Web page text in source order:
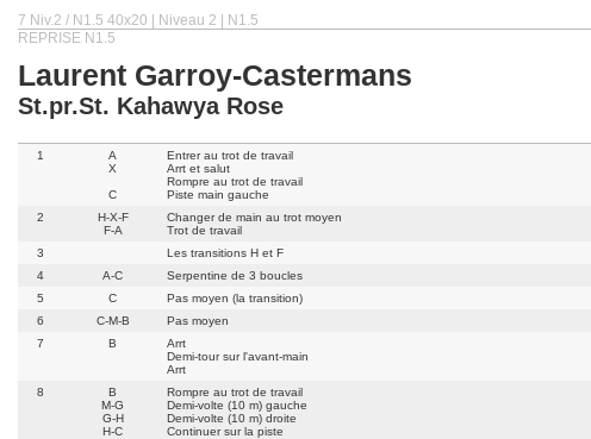
7 Niv.2 / N1.5 40x20 | Niveau 2 | N1.5
REPRISE N1.5
Laurent Garroy-Castermans
St.pr.St. Kahawya Rose
1
A
X
C
Entrer au trot de travail
Arrt et salut
Rompre au trot de travail
Piste main gauche
2
H-X-F
F-A
Changer de main au trot moyen
Trot de travail
3 Les transitions H et F
4
A-C Serpentine de 3 boucles
5
C Pas moyen (la transition)
6
C-M-B Pas moyen
7
B
Arrt
Demi-tour sur l'avant-main
Arrt
8
B
M-G
G-H
H-C
Rompre au trot de travail
Demi-volte (10 m) gauche
Demi-volte (10 m) droite
Continuer sur la piste